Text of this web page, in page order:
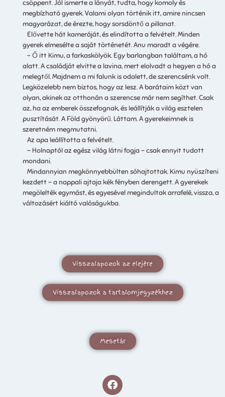
csöppent. Jól ismerte a lányát, tudta, hogy komoly és
megbízható gyerek. Valami olyan történik itt, amire nincsen
magyarázat, de érezte, hogy sorsdöntő a pillanat.
Elővette hát kameráját, és elindította a felvételt. Minden
gyerek elmesélte a saját történetét. Anu maradt a végére.
– Ő itt Kimu, a farkaskölyök. Egy barlangban találtam, a hó
alatt. A családját elvitte a lavina, mert elolvadt a hegyen a hó a
melegtől. Majdnem a mi falunk is odalett, de szerencsénk volt.
Legközelebb nem biztos, hogy az lesz. A barátaim közt van
olyan, akinek az otthonán a szerencse már nem segíthet. Csak
az, ha az emberek összefognak, és leállítják a világ esztelen
pusztítását. A Föld gyönyörű. Láttam. A gyerekeimnek is
szeretném megmutatni.
Az apa leállította a felvételt.
– Holnaptól az egész világ látni fogja – csak ennyit tudott
mondani.
Mindannyian megkönnyebbülten sóhajtottak. Kimu nyüszíteni
kezdett – a nappali ajtaja kék fényben derengett. A gyerekek
megölelték egymást, és egyesével megindultak arrafelé, vissza, a
változásért kiáltó valóságukba.
Visszalapozok az elejére
Visszalapozok a tartalomjegyzékhez
Mesetár